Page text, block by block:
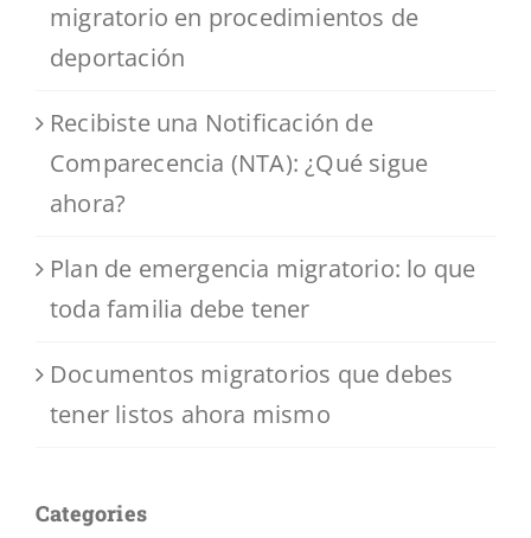
migratorio en procedimientos de
deportación
Recibiste una Notificación de
Comparecencia (NTA): ¿Qué sigue
ahora?
Plan de emergencia migratorio: lo que
toda familia debe tener
Documentos migratorios que debes
tener listos ahora mismo
Categories